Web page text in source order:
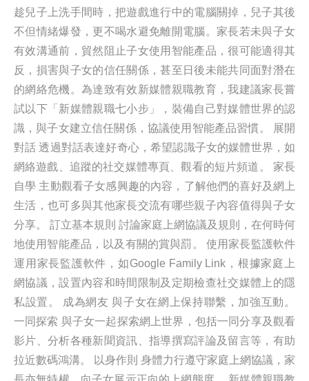
趁兒子上洗手間時，把遊戲進行中的電腦關掉，兒子其後
不但情緒爆發，更不喝水避免離開電腦。家長若未與子女
有效溝通前，貿然阻止子女使用智能產品，很可能適得其
反，損害與子女的信任關係，甚至日後未能共同面對潛在
的網絡危機。為達致有效新媒體親職教育，我建議家長嘗
試以下「新媒體親職七小步」，裝備自己對媒體世界的認
識，與子女建立信任關係，協議使用智能產品習慣。 展開
對話 透過對話表達好奇心，希望認識子女的媒體世界，如
網絡遊戲、追蹤的社交媒體專頁、觀看的短片頻道。 家長
自學 主動觀看子女感興趣的內容，了解他們的喜好及網上
生活，也可多與其他家長交流有哪些親子內容值得與子女
分享。 訂立基本規則 討論家庭上網協議及規則，在何時何
地使用智能產品，以及有關的賞與罰。 使用家長監護軟件
運用家長監護軟件，如Google Family Link，根據家庭上
網協議，設置內容和時間限制及定期檢查社交媒體上的隱
私設置。 成為網友 與子女在網上保持聯繫，加強互動。
一同探索 與子女一起探索網上世界，包括一同分享及觀看
影片、分析各種新聞資訊、指導撰寫評論及留言等，有助
拉近數碼鴻溝。 以身作則 身體力行遵守家庭上網協議，家